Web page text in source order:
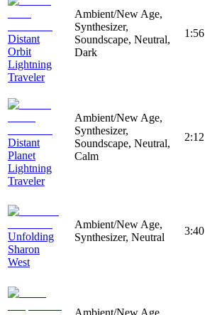
Distant
Orbit
Lightning
Traveler
Ambient/New Age,
Synthesizer,
Soundscape, Neutral,
Dark
1:56
Distant
Planet
Lightning
Traveler
Ambient/New Age,
Synthesizer,
Soundscape, Neutral,
Calm
2:12
Unfolding
Sharon
West
Ambient/New Age,
Synthesizer, Neutral
3:40
Ambient/New Age,